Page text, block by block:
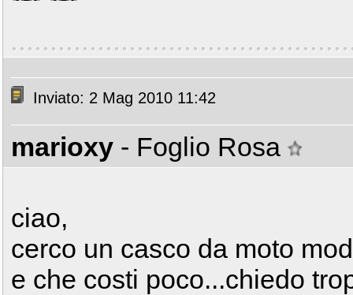
Inviato: 2 Mag 2010 11:42
marioxy - Foglio Rosa
ciao,
cerco un casco da moto
e che costi poco...chiedo